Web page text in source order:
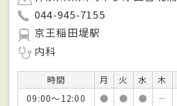
044-945-7155
京王稲田堤駅
内科
時間 月 火 水 木
09:00～12:00
● ● ● －